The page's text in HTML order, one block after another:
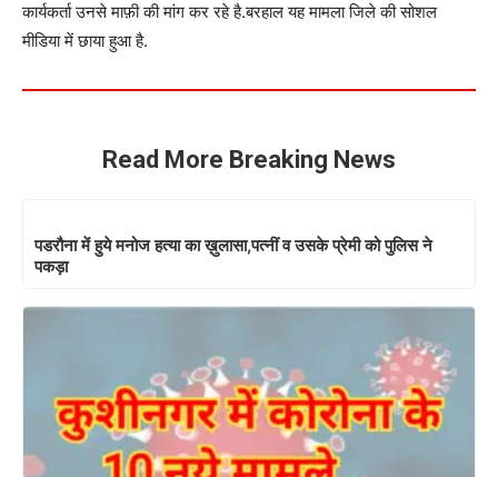
कार्यकर्ता उनसे माफ़ी की मांग कर रहे है.बरहाल यह मामला जिले की सोशल
मीडिया में छाया हुआ है.
Read More Breaking News
पडरौना में हुये मनोज हत्या का ख़ुलासा,पत्नीं व उसके प्रेमी को पुलिस ने
पकड़ा